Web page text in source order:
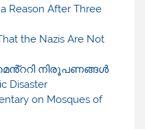
Reason After Three
the Nazis Are Not
നിരൂപണങ്ങൾ
Disaster
on Mosques of